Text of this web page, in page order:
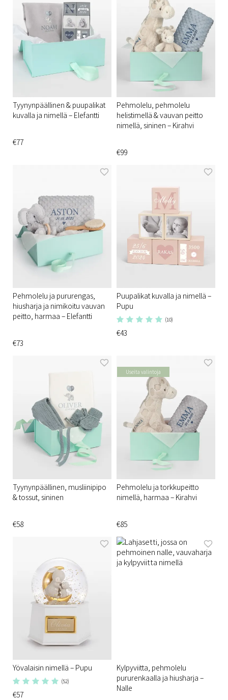
Tyynynpäällinen & puupalikat
kuvalla ja nimellä – Elefantti
€77
Pehmolelu, pehmolelu
helistimellä & vauvan peitto
nimellä, sininen – Kirahvi
€99
Pehmolelu ja pururengas,
hiusharja ja nimikoitu vauvan
peitto, harmaa – Elefantti
€73
Puupalikat kuvalla ja nimellä –
Pupu
(10)
€43
Tyynynpäällinen, musliinipipo
& tossut, sininen
€58
Useita valintoja
Pehmolelu ja torkkupeitto
nimellä, harmaa – Kirahvi
€85
Yövalaisin nimellä – Pupu
(52)
€57
Kylpyviitta, pehmolelu
pururenkaalla ja hiusharja –
Nalle